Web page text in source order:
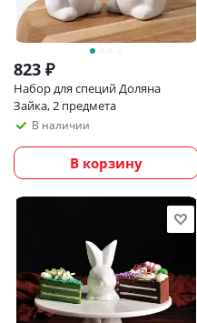
823 ₽
Набор для специй Доляна
Зайка, 2 предмета
В наличии
В корзину